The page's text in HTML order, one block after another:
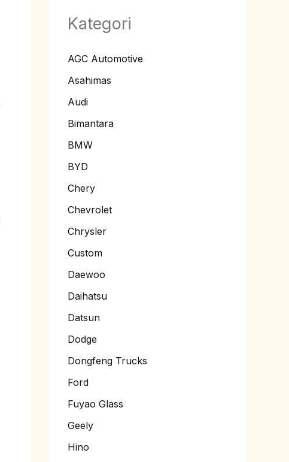
Kategori
AGC Automotive
Asahimas
Audi
Bimantara
BMW
BYD
Chery
Chevrolet
Chrysler
Custom
Daewoo
Daihatsu
Datsun
Dodge
Dongfeng Trucks
Ford
Fuyao Glass
Geely
Hino